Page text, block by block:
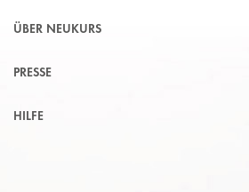
ÜBER NEUKURS
PRESSE
HILFE